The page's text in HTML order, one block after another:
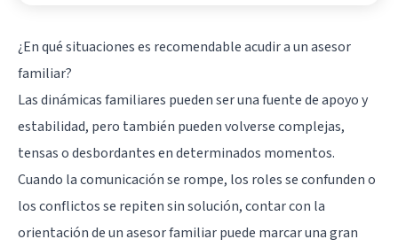
¿En qué situaciones es recomendable acudir a un asesor
familiar?
Las dinámicas familiares pueden ser una fuente de apoyo y
estabilidad, pero también pueden volverse complejas,
tensas o desbordantes en determinados momentos.
Cuando la comunicación se rompe, los roles se confunden o
los conflictos se repiten sin solución, contar con la
orientación de un asesor familiar puede marcar una gran